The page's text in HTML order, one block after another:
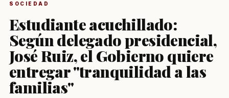
SOCIEDAD
Estudiante acuchillado:
Según delegado presidencial,
José Ruiz, el Gobierno quiere
entregar "tranquilidad a las
familias"